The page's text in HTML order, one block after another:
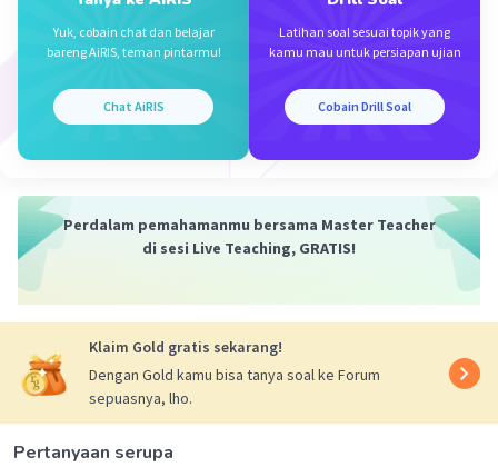
SO4^2-.
Beri Rating·0.0(0) Balas
Iklan
Yuk, cobain chat dan belajar
bareng AiRIS, teman pintarmu!
Chat AiRIS
Latihan soal sesuai topik yang
kamu mau untuk persiapan ujian
Cobain Drill Soal
Perdalam pemahamanmu bersama Master Teacher
di sesi Live Teaching, GRATIS!
Klaim Gold gratis sekarang!
Dengan Gold kamu bisa tanya soal ke Forum
sepuasnya, lho.
Pertanyaan serupa